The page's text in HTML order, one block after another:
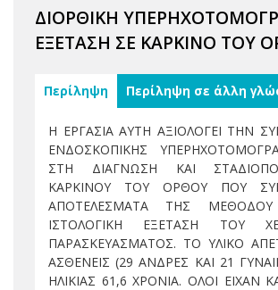
ΔΙΟΡΘΙΚΗ
ΕΞΕΤΑΣΗ ΣΕ ΚΑΡΚΙΝΟ ΤΟΥ
Περίληψη Περίληψη σε άλλη
Η ΕΡΓΑΣΙΑ ΑΥΤΗ ΑΞΙΟΛΟΓΕΙ ΤΗΝ
ΕΝΔΟΣΚΟΠΙΚΗΣ
ΣΤΗ ΔΙΑΓΝΩΣΗ ΚΑΙ
ΚΑΡΚΙΝΟΥ ΤΟΥ ΟΡΘΟΥ ΠΟΥ
ΑΠΟΤΕΛΕΣΜΑΤΑ ΤΗΣ
ΙΣΤΟΛΟΓΙΚΗ ΕΞΕΤΑΣΗ ΤΟΥ
ΠΑΡΑΣΚΕΥΑΣΜΑΤΟΣ. ΤΟ ΥΛΙΚΟ
ΑΣΘΕΝΕΙΣ (29 ΑΝΔΡΕΣ ΚΑΙ 21
ΗΛΙΚΙΑΣ 61,6 ΧΡΟΝΙΑ. ΟΛΟΙ ΕΙΧΑΝ